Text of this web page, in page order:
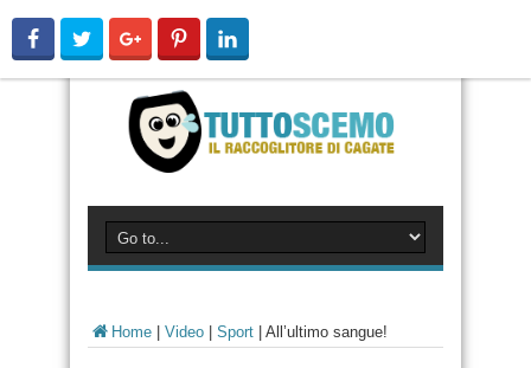
Home Video Sport All’ultimo sangue!